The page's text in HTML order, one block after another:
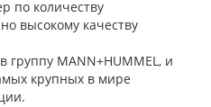
по количеству
высокому качеству
MANN+HUMMEL, и
крупных в мире